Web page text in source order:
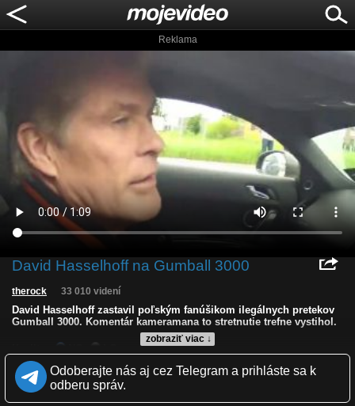
Reklama
David Hasselhoff na Gumball 3000
zobraziť viac ↓
therock 33 010 videní
David Hasselhoff zastavil poľským fanúšikom ilegálnych pretekov
Gumball 3000. Komentár kameramana to stretnutie trefne vystihol.
Zverejnené: 27.5.2013 19:16
Páči sa: 94% (69 hlasov)
Obľúbené: 29
Komentárov: 94
Odoberajte nás aj cez Telegram a prihláste sa k
odberu správ.